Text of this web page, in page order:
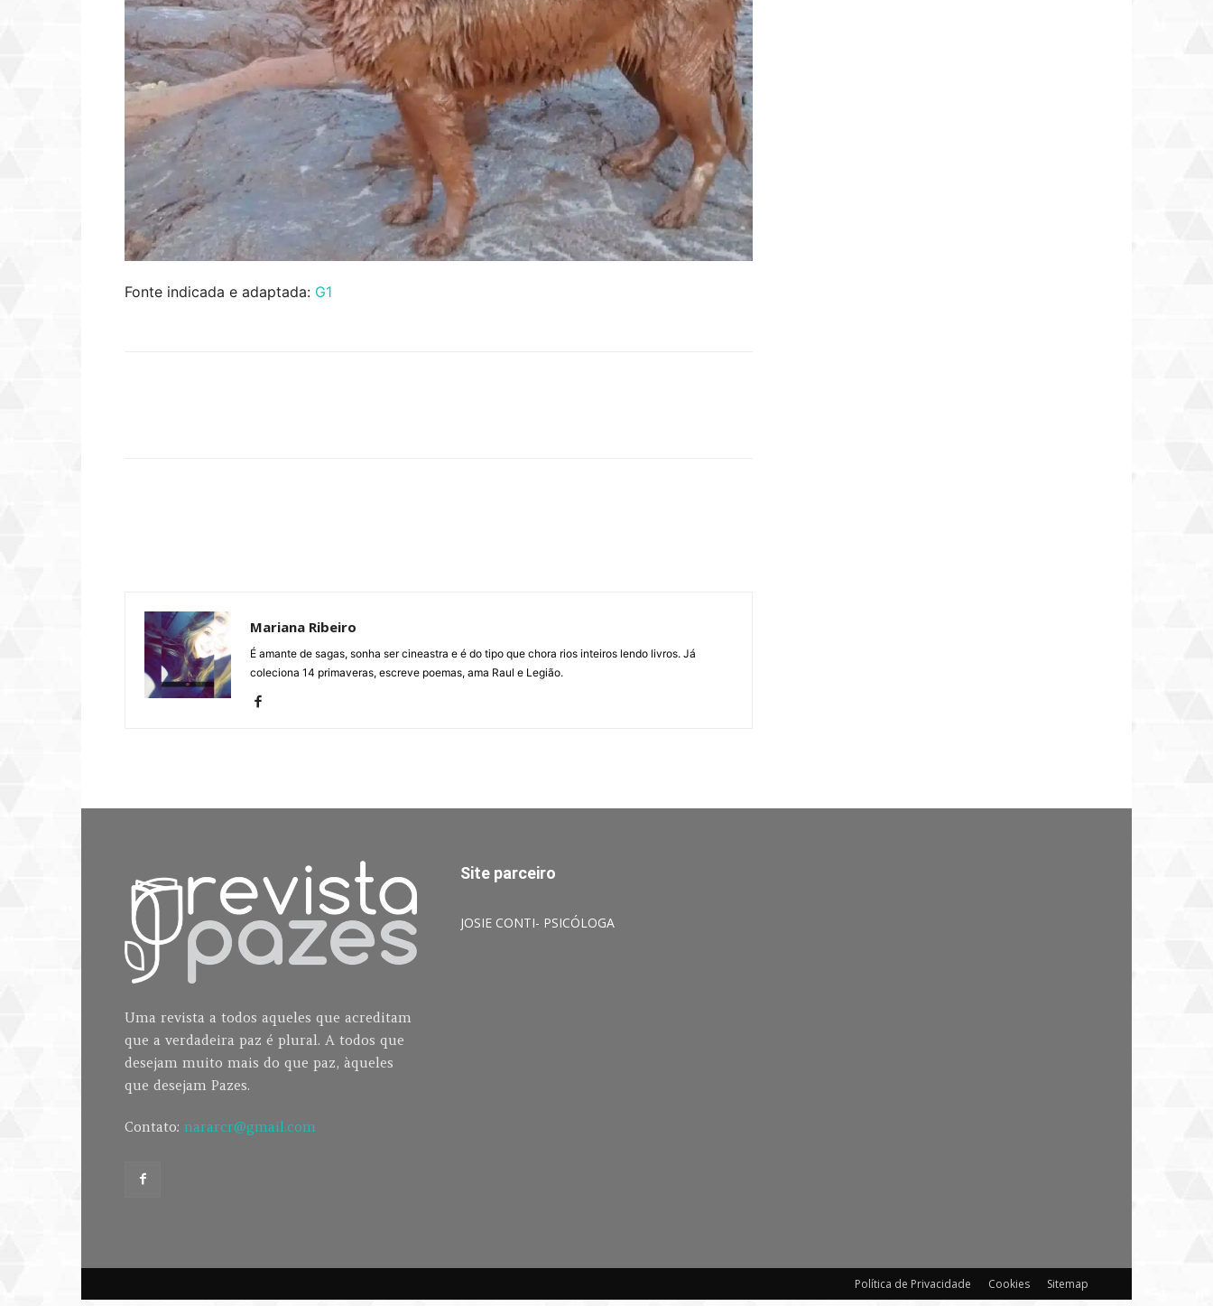
Fonte indicada e adaptada: G1
Mariana Ribeiro
É amante de sagas, sonha ser cineastra e é do tipo que chora rios inteiros lendo livros. Já
coleciona 14 primaveras, escreve poemas, ama Raul e Legião.
Uma revista a todos aqueles que acreditam
que a verdadeira paz é plural. A todos que
desejam muito mais do que paz, àqueles
que desejam Pazes.
Contato: nararcr@gmail.com
Site parceiro
JOSIE CONTI- PSICÓLOGA
Política de Privacidade Cookies Sitemap